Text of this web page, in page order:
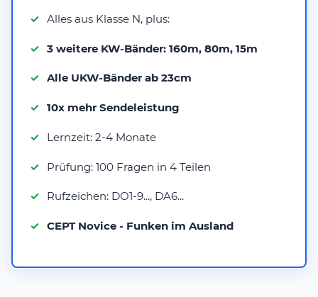
Alles aus Klasse N, plus:
3 weitere KW-Bänder: 160m, 80m, 15m
Alle UKW-Bänder ab 23cm
10x mehr Sendeleistung
Lernzeit: 2-4 Monate
Prüfung: 100 Fragen in 4 Teilen
Rufzeichen: DO1-9..., DA6...
CEPT Novice - Funken im Ausland